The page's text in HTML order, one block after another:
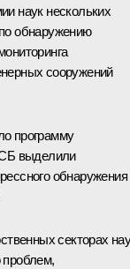
наук нескольких
обнаружению
сооружений
программу
выделили
обнаружения
секторах
проблем,